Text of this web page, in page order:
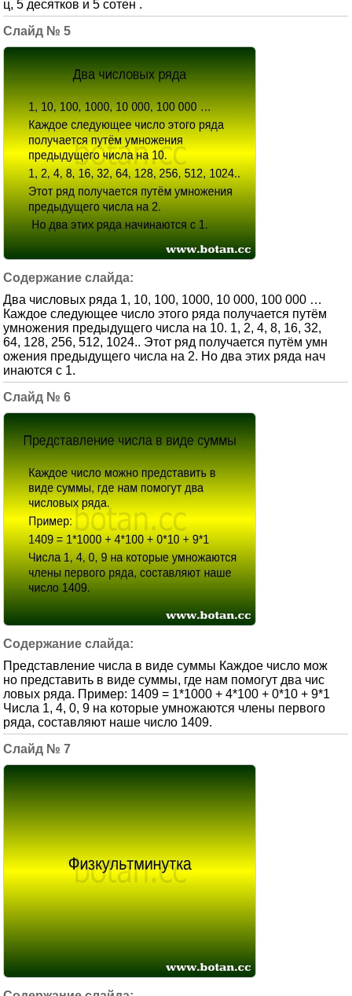
ц, 5 десятков и 5 сотен .
5
Два числовых ряда 1, 10, 100, 1000, 10 000, 100 000 …
Каждое следующее число этого ряда получается путём
умножения предыдущего числа на 10. 1, 2, 4, 8, 16, 32,
64, 128, 256, 512, 1024.. Этот ряд получается путём умн
ожения предыдущего числа на 2. Но два этих ряда нач
инаются с 1.
6
Представление числа в виде суммы Каждое число мож
но представить в виде суммы, где нам помогут два чис
ловых ряда. Пример: 1409 = 1*1000 + 4*100 + 0*10 + 9*1
Числа 1, 4, 0, 9 на которые умножаются члены первого
ряда, составляют наше число 1409.
7